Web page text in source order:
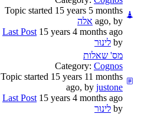
Topic started 15 years 5 months
ago, by אלה
Last Post 15 years 4 months ago
by לינוּר
מס' שאלות
Category: Cognos
Topic started 15 years 11 months
ago, by justone
Last Post 15 years 4 months ago
by לינוּר